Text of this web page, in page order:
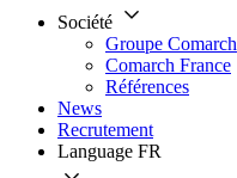
Société
Groupe Comarch
Comarch France
Références
News
Recrutement
Language FR